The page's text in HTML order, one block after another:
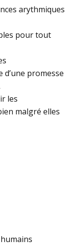
arythmiques
pour tout
promesse
les
malgré elles